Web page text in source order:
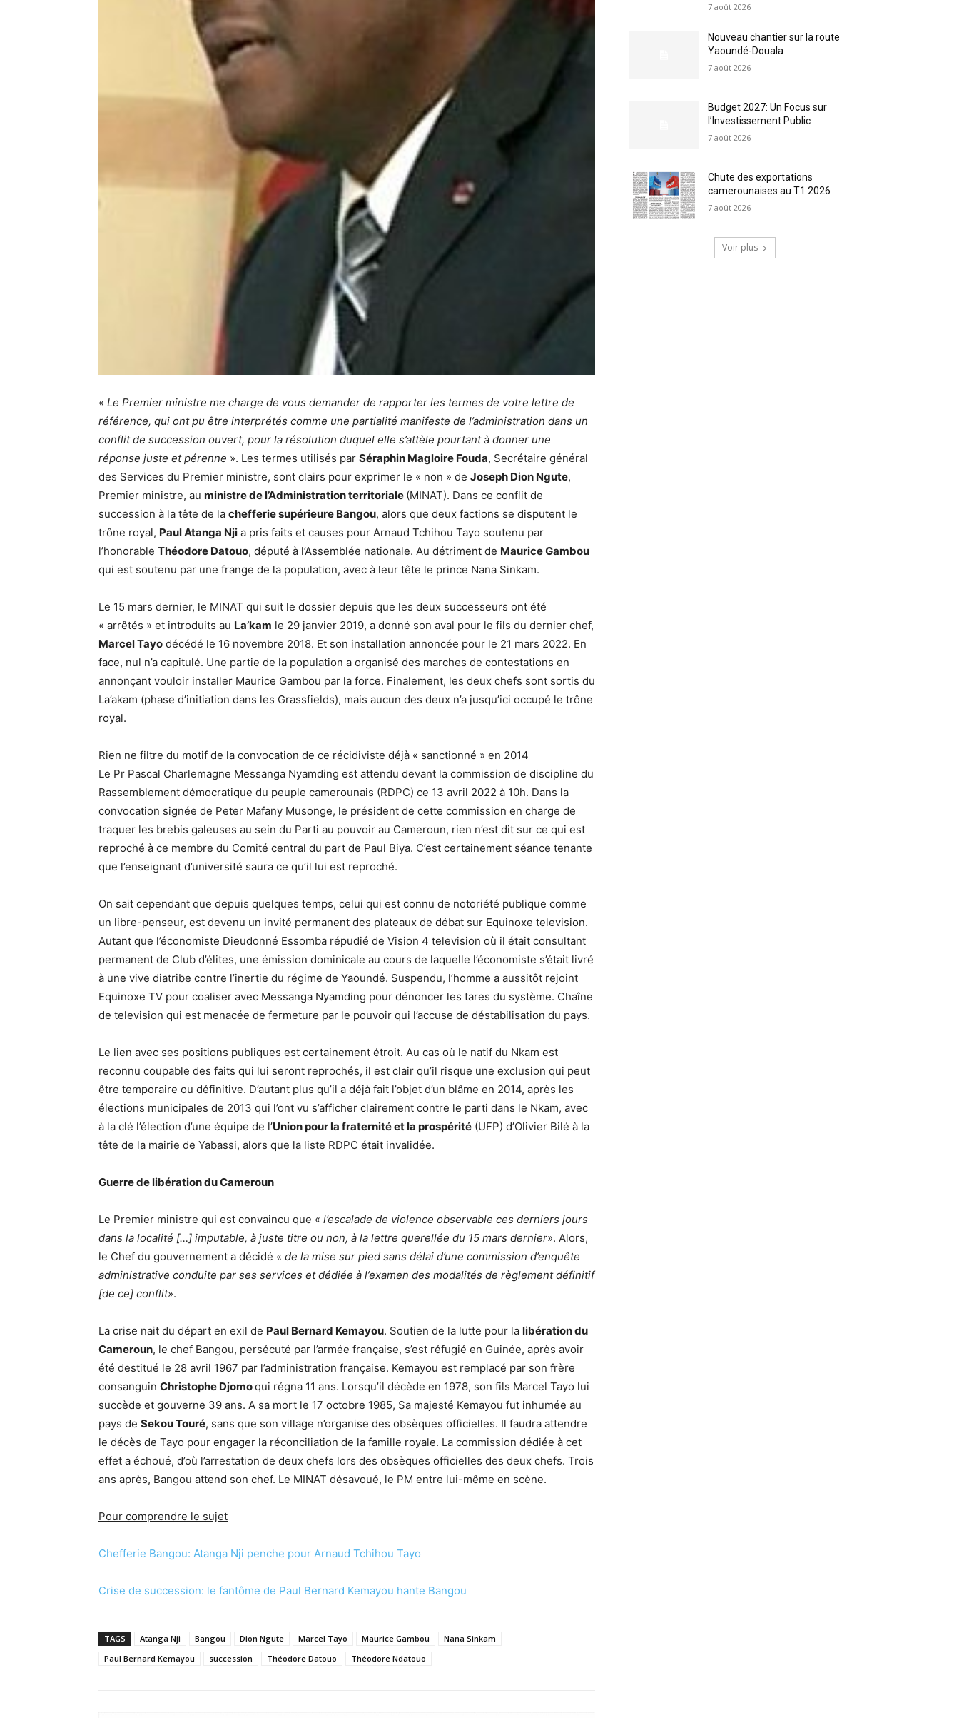
« Le Premier ministre me charge de vous demander de rapporter les termes de votre lettre de
référence, qui ont pu être interprétés comme une partialité manifeste de l’administration dans un
conflit de succession ouvert, pour la résolution duquel elle s’attèle pourtant à donner une
réponse juste et pérenne ». Les termes utilisés par Séraphin Magloire Fouda, Secrétaire général
des Services du Premier ministre, sont clairs pour exprimer le « non » de Joseph Dion Ngute,
Premier ministre, au ministre de l’Administration territoriale (MINAT). Dans ce conflit de
succession à la tête de la chefferie supérieure Bangou, alors que deux factions se disputent le
trône royal, Paul Atanga Nji a pris faits et causes pour Arnaud Tchihou Tayo soutenu par
l’honorable Théodore Datouo, député à l’Assemblée nationale. Au détriment de Maurice Gambou
qui est soutenu par une frange de la population, avec à leur tête le prince Nana Sinkam.
Le 15 mars dernier, le MINAT qui suit le dossier depuis que les deux successeurs ont été
« arrêtés » et introduits au La’kam le 29 janvier 2019, a donné son aval pour le fils du dernier chef,
Marcel Tayo décédé le 16 novembre 2018. Et son installation annoncée pour le 21 mars 2022. En
face, nul n’a capitulé. Une partie de la population a organisé des marches de contestations en
annonçant vouloir installer Maurice Gambou par la force. Finalement, les deux chefs sont sortis du
La’akam (phase d’initiation dans les Grassfields), mais aucun des deux n’a jusqu’ici occupé le trône
royal.
Rien ne filtre du motif de la convocation de ce récidiviste déjà « sanctionné » en 2014
Le Pr Pascal Charlemagne Messanga Nyamding est attendu devant la commission de discipline du
Rassemblement démocratique du peuple camerounais (RDPC) ce 13 avril 2022 à 10h. Dans la
convocation signée de Peter Mafany Musonge, le président de cette commission en charge de
traquer les brebis galeuses au sein du Parti au pouvoir au Cameroun, rien n’est dit sur ce qui est
reproché à ce membre du Comité central du part de Paul Biya. C’est certainement séance tenante
que l’enseignant d’université saura ce qu’il lui est reproché.
On sait cependant que depuis quelques temps, celui qui est connu de notoriété publique comme
un libre-penseur, est devenu un invité permanent des plateaux de débat sur Equinoxe television.
Autant que l’économiste Dieudonné Essomba répudié de Vision 4 television où il était consultant
permanent de Club d’élites, une émission dominicale au cours de laquelle l’économiste s’était livré
à une vive diatribe contre l’inertie du régime de Yaoundé. Suspendu, l’homme a aussitôt rejoint
Equinoxe TV pour coaliser avec Messanga Nyamding pour dénoncer les tares du système. Chaîne
de television qui est menacée de fermeture par le pouvoir qui l’accuse de déstabilisation du pays.
Le lien avec ses positions publiques est certainement étroit. Au cas où le natif du Nkam est
reconnu coupable des faits qui lui seront reprochés, il est clair qu’il risque une exclusion qui peut
être temporaire ou définitive. D’autant plus qu’il a déjà fait l’objet d’un blâme en 2014, après les
élections municipales de 2013 qui l’ont vu s’afficher clairement contre le parti dans le Nkam, avec
à la clé l’élection d’une équipe de l’Union pour la fraternité et la prospérité (UFP) d’Olivier Bilé à la
tête de la mairie de Yabassi, alors que la liste RDPC était invalidée.
Guerre de libération du Cameroun
Le Premier ministre qui est convaincu que « l’escalade de violence observable ces derniers jours
dans la localité […] imputable, à juste titre ou non, à la lettre querellée du 15 mars dernier». Alors,
le Chef du gouvernement a décidé « de la mise sur pied sans délai d’une commission d’enquête
administrative conduite par ses services et dédiée à l’examen des modalités de règlement définitif
[de ce] conflit».
La crise nait du départ en exil de Paul Bernard Kemayou. Soutien de la lutte pour la libération du
Cameroun, le chef Bangou, persécuté par l’armée française, s’est réfugié en Guinée, après avoir
été destitué le 28 avril 1967 par l’administration française. Kemayou est remplacé par son frère
consanguin Christophe Djomoqui régna 11 ans. Lorsqu’il décède en 1978, son fils Marcel Tayo lui
succède et gouverne 39 ans. A sa mort le 17 octobre 1985, Sa majesté Kemayou fut inhumée au
pays de Sekou Touré, sans que son village n’organise des obsèques officielles. Il faudra attendre
le décès de Tayo pour engager la réconciliation de la famille royale. La commission dédiée à cet
effet a échoué, d’où l’arrestation de deux chefs lors des obsèques officielles des deux chefs. Trois
ans après, Bangou attend son chef. Le MINAT désavoué, le PM entre lui-même en scène.
Pour comprendre le sujet
Chefferie Bangou: Atanga Nji penche pour Arnaud Tchihou Tayo
Crise de succession: le fantôme de Paul Bernard Kemayou hante Bangou
TAGS Atanga Nji Bangou Dion Ngute Marcel Tayo Maurice Gambou
Nana Sinkam
Paul Bernard Kemayou
succession Théodore Datouo Théodore Ndatouo
7 août 2026
Nouveau chantier sur la route
Yaoundé-Douala
7 août 2026
Budget 2027: Un Focus sur
l’Investissement Public
7 août 2026
Chute des exportations
camerounaises au T1 2026
7 août 2026
Voir plus